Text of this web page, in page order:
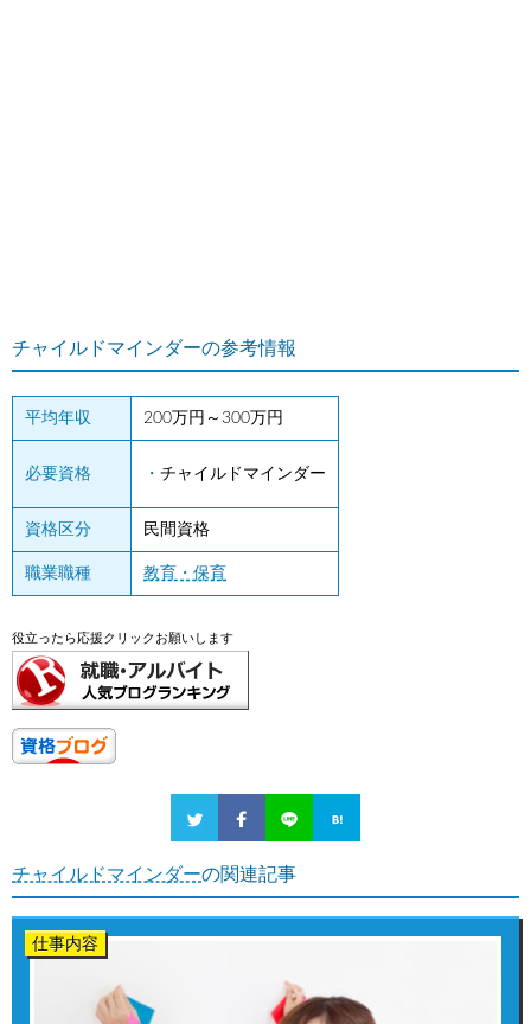
チャイルドマインダーの参考情報
平均年収 200万円～300万円
必要資格 チャイルドマインダー
資格区分 民間資格
職業職種 教育・保育
役立ったら応援クリックお願いします
チャイルドマインダーの関連記事
仕事内容